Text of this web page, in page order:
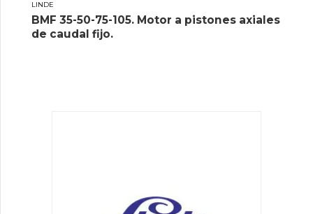
LINDE
BMF 35-50-75-105. Motor a pistones axiales
de caudal fijo.